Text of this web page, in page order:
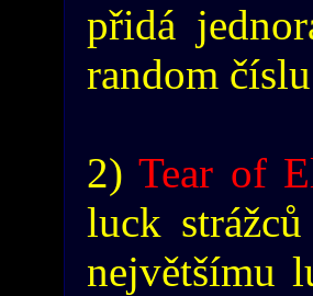
přidá
random číslu
2)Tear of
luck
největšímu